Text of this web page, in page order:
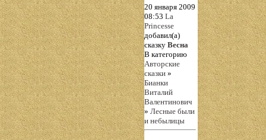
20 января 2009
08:53 La
Princesse
добавил(а)
сказку Весна
В категорию
Авторские
сказки »
Бианки
Виталий
Валентинович
» Лесные были
и небылицы